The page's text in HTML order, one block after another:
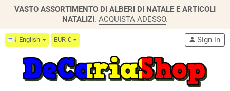
VASTO ASSORTIMENTO DI ALBERI DI NATALE E ARTICOLI
NATALIZI. ACQUISTA ADESSO.
English EUR € person Sign in